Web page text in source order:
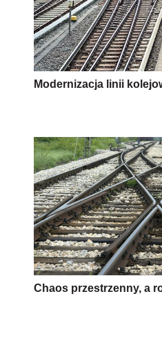
Modernizacja linii
Chaos przestrzenny, a